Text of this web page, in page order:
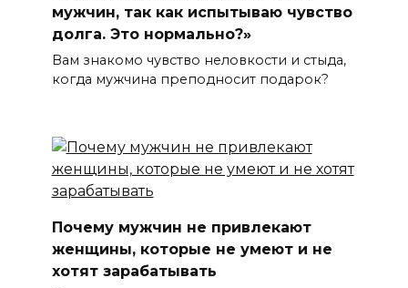
мужчин, так как испытываю чувство
долга. Это нормально?»
Вам знакомо чувство неловкости и стыда,
когда мужчина преподносит подарок?
Почему мужчин не привлекают
женщины, которые не умеют и не
хотят зарабатывать